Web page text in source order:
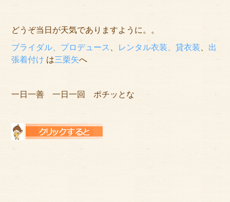
どうぞ当日が天気でありますように。。
ブライダル、プロデュース
レンタル衣装、貸衣装
出
張着付け は三栗矢へ
一日一善 一日一回 ポチッとな